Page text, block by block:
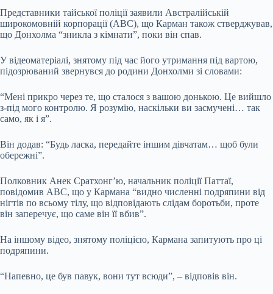
Представники тайської поліції заявили Австралійській
широкомовній корпорації (ABC), що Карман також стверджував,
що Донхолма “зникла з кімнати”, поки він спав.
У відеоматеріалі, знятому під час його утримання під вартою,
підозрюваний звернувся до родини Донхолми зі словами:
“Мені прикро через те, що сталося з вашою донькою. Це вийшло
з-під мого контролю. Я розумію, наскільки ви засмучені… так
само, як і я”.
Він додав: “Будь ласка, передайте іншим дівчатам… щоб були
обережні”.
Полковник Анек Сратхонг’ю, начальник поліції Паттаї,
повідомив ABC, що у Кармана “видно численні подряпини від
нігтів по всьому тілу, що відповідають слідам боротьби, проте
він заперечує, що саме він її вбив”.
На іншому відео, знятому поліцією, Кармана запитують про ці
подряпини.
“Напевно, це був павук, вони тут всюди”, – відповів він.